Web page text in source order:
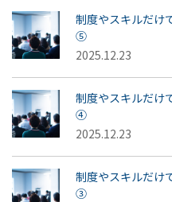
制度やスキルだ
⑤
2025.12.23
制度やスキルだ
④
2025.12.23
制度やスキルだ
③